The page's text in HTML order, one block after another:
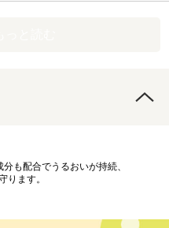
も配合でうるおいが持続、
ります。